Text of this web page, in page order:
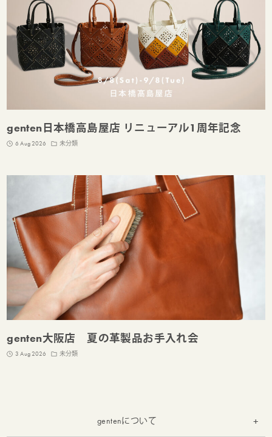
genten日本橋高島屋店 リニューアル1周年記念
6 Aug 2026 未分類
genten大阪店 夏の革製品お手入れ会
3 Aug 2026 未分類
gentenについて